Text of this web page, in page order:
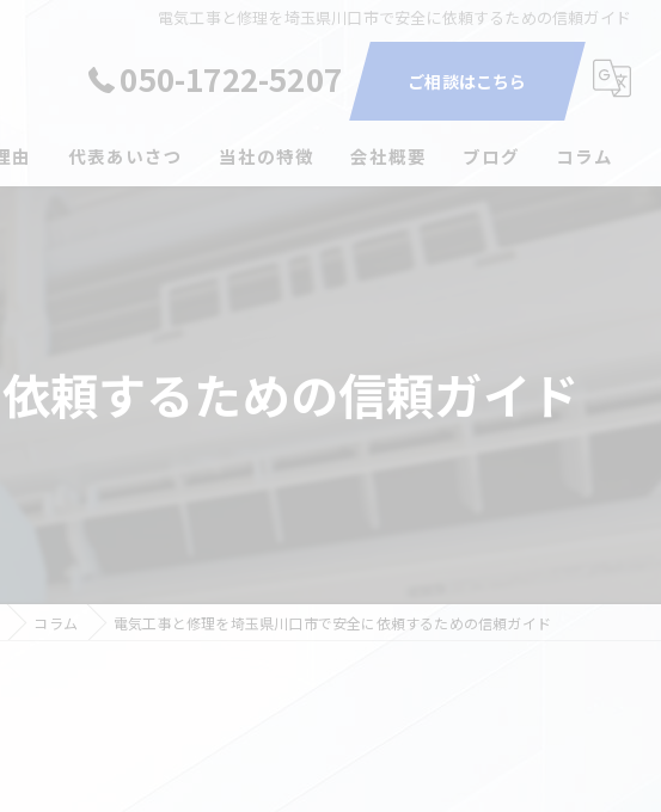
電気工事と修理を埼玉県川口市で安全に依頼するための信頼ガイド
050-1722-5207 ご相談はこちら
由 代表あいさつ 当社の特徴
照明
会社概要 ブログ コラム
頼するための信頼ガイド
コラム 電気工事と修理を埼玉県川口市で安全に依頼するための信頼ガイド